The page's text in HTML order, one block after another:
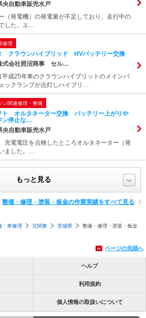
央自動車販売水戸
（発電機）の発電量が不足しており、走行中の
した。エ…
修理
クラウンハイブリッド HVバッテリー交換
式会社照沼商事 セル…
平成25年車のクラウンハイブリットのメインバ
ックランプが点灯しハイブリ…
ン関連修理・整備
ト オルタネーター交換 バッテリー上がりや
ン停止な…
央自動車販売水戸
充電電圧を点検したところオルタネーター（発
ました。…
もっと見る
整備・修理・塗装・板金の作業実績をすべて見る
・車修理 北関東 茨城県 整備・修理・塗装・板金
ページの先頭へ
ヘルプ
利用規約
個人情報の取扱いについて